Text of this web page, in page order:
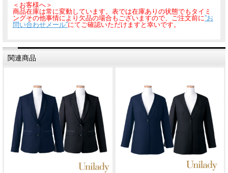
＜お客様へ＞
商品在庫は常に変動しています。表では在庫ありの状態でもタイミ
ングその他事情により欠品の場合もございますので、ご注文前に”お
問い合わせメール”にてご確認いただけますと幸いです。
関連商品